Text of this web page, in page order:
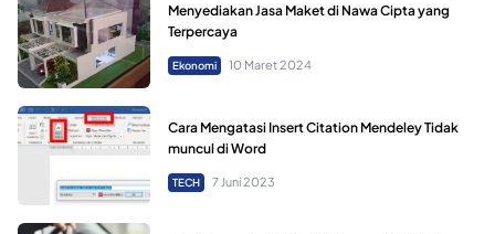
Menyediakan Jasa Maket di Nawa Cipta yang
Terpercaya
Ekonomi 10 Maret 2024
Cara Mengatasi Insert Citation Mendeley Tidak
muncul di Word
TECH 7 Juni 2023